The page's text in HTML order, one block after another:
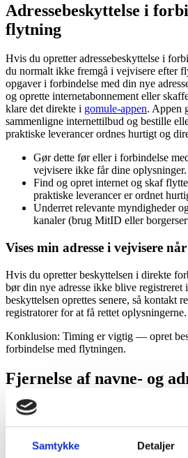
Samtykke Detaljer
Adressebeskyttelse i
flytning
Hvis du opretter adressebeskyttelse i
du normalt ikke fremgå i vejvisere efter
opgaver i forbindelse med din nye
og oprette internetabonnement eller
klare det direkte i gomule-appen. Appen
sammenligne internettilbud og bestille
praktiske leverancer ordnes hurtigt og
Gør dette før eller i forbindelse
vejvisere ikke får dine oplysninger.
Find og opret internet og skaf
praktiske leverancer er ordnet
Underret relevante myndigheder
kanaler (brug MitID eller
Vises min adresse i vejvisere
Hvis du opretter beskyttelsen i direkte
bør din nye adresse ikke blive
beskyttelsen oprettes senere, så kontakt
registratorer for at få rettet oplysningerne.
Konklusion: Timing er vigtig — opret
forbindelse med flytningen.
Fjernelse af navne- og
Du kan fjerne beskyttelsen digitalt ved